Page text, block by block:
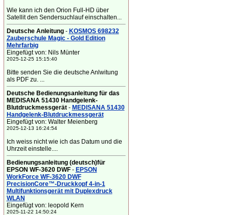
Wie kann ich den Orion Full-HD über
Satellit den Sendersuchlauf einschalten...
Deutsche Anleitung- KOSMOS 698232
Zauberschule Magic - Gold Edition
Mehrfarbig
Eingefügt von: Nils Münter
2025-12-25 15:15:40
Bitte senden Sie die deutsche Anlwitung
als PDF zu. ...
Deutsche Bedienungsanleitung für das
MEDISANA 51430 Handgelenk-
Blutdruckmessgerät- MEDISANA 51430
Handgelenk-Blutdruckmessgerät
Eingefügt von: Walter Meienberg
2025-12-13 16:24:54
Ich weiss nicht wie ich das Datum und die
Uhrzeit einstelle....
Bedienungsanleitung (deutsch)für
EPSON WF-3620 DWF- EPSON
WorkForce WF-3620 DWF
PrecisionCore™-Druckkopf 4-in-1
Multifunktionsgerät mit Duplexdruck
WLAN
Eingefügt von: leopold Kern
2025-11-22 14:50:24